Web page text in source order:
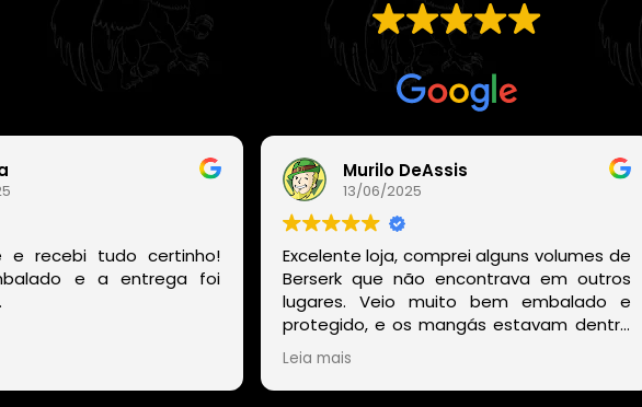
Com base em 21 avaliações
e recebi tudo certinho!
e a entrega foi
Murilo DeAssis
13/06/2025
Excelente loja, comprei alguns volumes de
Berserk que não encontrava em outros
lugares. Veio muito bem embalado e
protegido, e os mangás estavam dentro
de um embrulho muito bonito. E o site
deles também é muito fácil de encontrar
os volumes disponíveis sem precisar ficar
Leia mais